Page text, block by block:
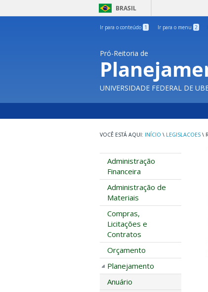
BRASIL
Ir para o conteúdo 1 Ir para o menu 2
Pró-Reitoria de
UNIVERSIDADE FEDERAL DE
INÍCIO \ LEGISLACOES \
Administração
Financeira
Administração de
Materiais
Compras,
Licitações e
Contratos
Orçamento
Planejamento
Anuário